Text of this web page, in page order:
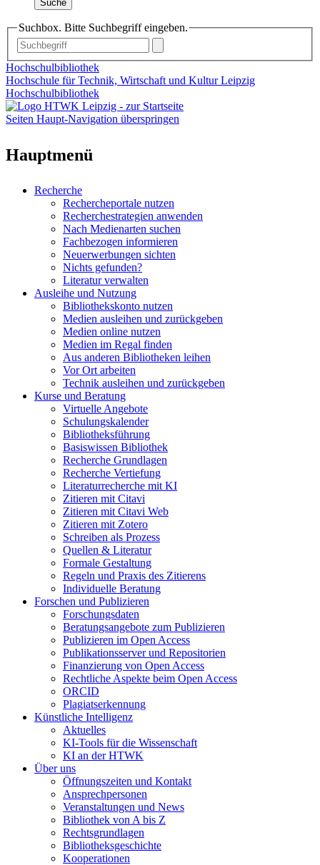
Suche
Suchbox. Bitte Suchbegriff eingeben.
Hochschulbibliothek
Hochschule für Technik, Wirtschaft und Kultur Leipzig
Hochschulbibliothek
Seiten Haupt-Navigation überspringen
Hauptmenü
Recherche
Rechercheportale nutzen
Recherchestrategien anwenden
Nach Medienarten suchen
Fachbezogen informieren
Neuerwerbungen sichten
Nichts gefunden?
Literatur verwalten
Ausleihe und Nutzung
Bibliothekskonto nutzen
Medien ausleihen und zurückgeben
Medien online nutzen
Medien im Regal finden
Aus anderen Bibliotheken leihen
Vor Ort arbeiten
Technik ausleihen und zurückgeben
Kurse und Beratung
Virtuelle Angebote
Schulungskalender
Bibliotheksführung
Basiswissen Bibliothek
Recherche Grundlagen
Recherche Vertiefung
Literaturrecherche mit KI
Zitieren mit Citavi
Zitieren mit Citavi Web
Zitieren mit Zotero
Schreiben als Prozess
Quellen & Literatur
Formale Gestaltung
Regeln und Praxis des Zitierens
Individuelle Beratung
Forschen und Publizieren
Forschungsdaten
Beratungsangebote zum Publizieren
Publizieren im Open Access
Publikationsserver und Repositorien
Finanzierung von Open Access
Rechtliche Aspekte beim Open Access
ORCID
Plagiatserkennung
Künstliche Intelligenz
Aktuelles
KI-Tools für die Wissenschaft
KI an der HTWK
Über uns
Öffnungszeiten und Kontakt
Ansprechpersonen
Veranstaltungen und News
Bibliothek von A bis Z
Rechtsgrundlagen
Bibliotheksgeschichte
Kooperationen